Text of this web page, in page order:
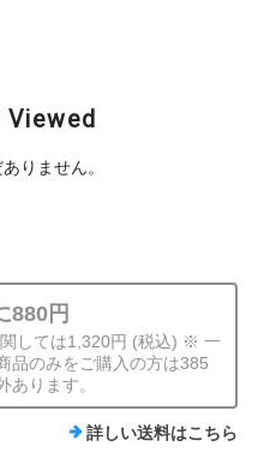
Viewed
りません。
880円
しては1,320円 (税込) ※ 一
品のみをご購入の方は385
ります。
詳しい送料はこちら